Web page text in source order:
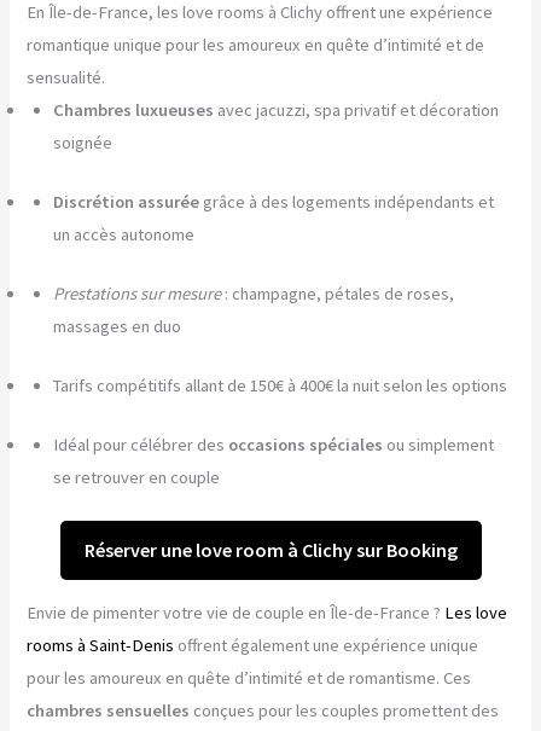
En Île-de-France, les love rooms à Clichy offrent une expérience
romantique unique pour les amoureux en quête d’intimité et de
sensualité.
Chambres luxueuses avec jacuzzi, spa privatif et décoration
soignée
Discrétion assurée grâce à des logements indépendants et
un accès autonome
Prestations sur mesure: champagne, pétales de roses,
massages en duo
Tarifs compétitifs allant de 150€ à 400€ la nuit selon les options
Idéal pour célébrer des occasions spéciales ou simplement
se retrouver en couple
Réserver une love room à Clichy sur Booking
Envie de pimenter votre vie de couple en Île-de-France ? Les love
rooms à Saint-Denis offrent également une expérience unique
pour les amoureux en quête d’intimité et de romantisme. Ces
chambres sensuelles conçues pour les couples promettent des